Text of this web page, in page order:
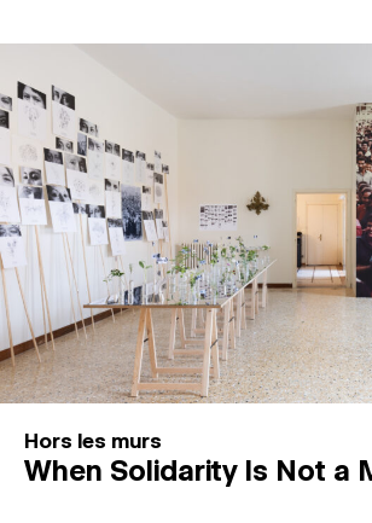
Hors les murs
When Solidarity Is Not a